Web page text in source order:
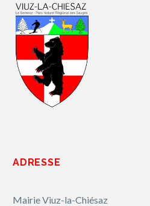
ADRESSE
Mairie Viuz-la-Chiésaz